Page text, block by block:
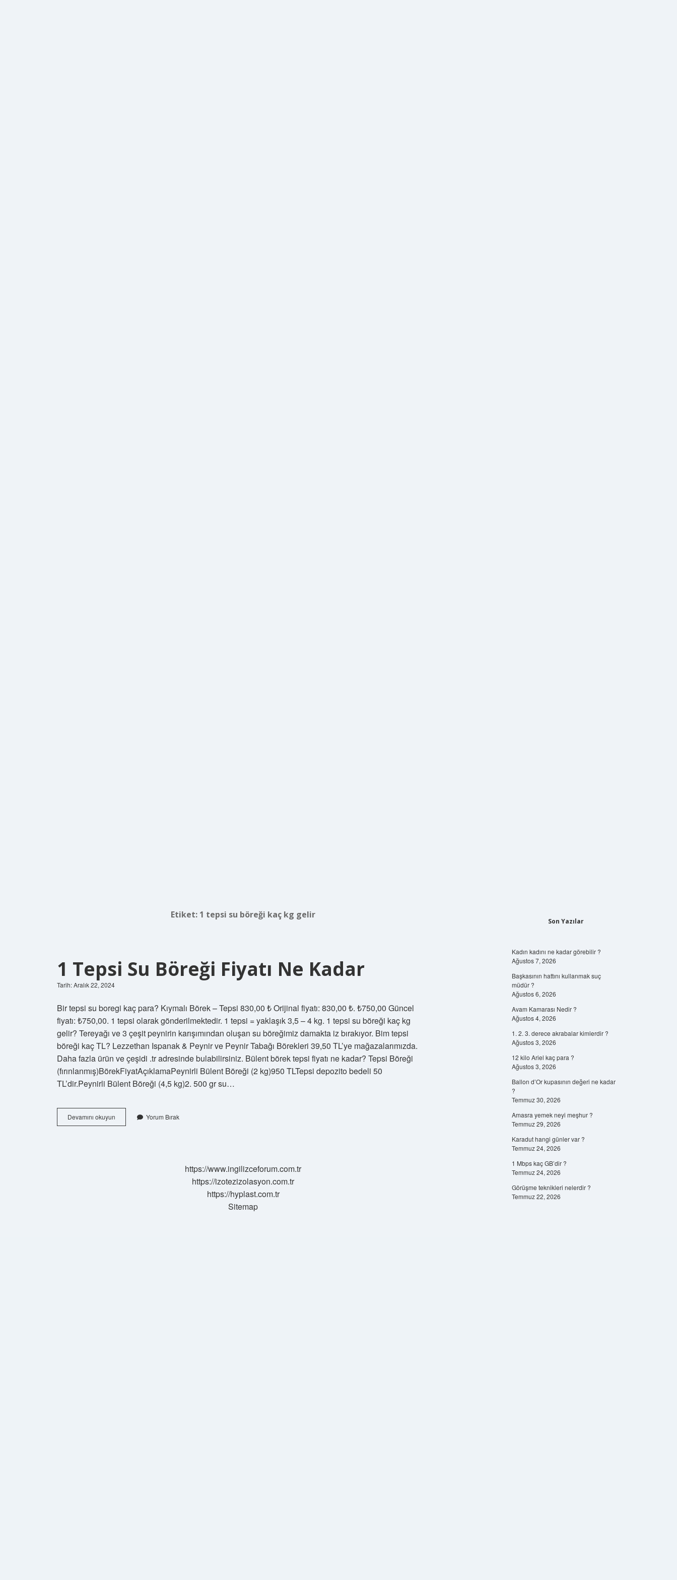
Etiket: 1 tepsi su böreği kaç kg gelir
1 Tepsi Su Böreği Fiyatı Ne Kadar
Tarih: Aralık 22, 2024
Bir tepsi su boregi kaç para? Kıymalı Börek – Tepsi 830,00 ₺ Orijinal fiyatı: 830,00 ₺. ₺750,00 Güncel
fiyatı: ₺750,00. 1 tepsi olarak gönderilmektedir. 1 tepsi = yaklaşık 3,5 – 4 kg. 1 tepsi su böreği kaç kg
gelir? Tereyağı ve 3 çeşit peynirin karışımından oluşan su böreğimiz damakta iz bırakıyor. Bim tepsi
böreği kaç TL? Lezzethan Ispanak & Peynir ve Peynir Tabağı Börekleri 39,50 TL’ye mağazalarımızda.
Daha fazla ürün ve çeşidi .tr adresinde bulabilirsiniz. Bülent börek tepsi fiyatı ne kadar? Tepsi Böreği
(fırınlanmış)BörekFiyatAçıklamaPeynirli Bülent Böreği (2 kg)950 TLTepsi depozito bedeli 50
TL’dir.Peynirli Bülent Böreği (4,5 kg)2. 500 gr su…
Devamını okuyun
Tepsi
Yorum Bırak
https://www.ingilizceforum.com.tr
https://izotezizolasyon.com.tr
https://hyplast.com.tr
Sitemap
Son Yazılar
Kadın kadını ne kadar görebilir ?
Ağustos 7, 2026
Başkasının hattını kullanmak suç
müdür ?
Ağustos 6, 2026
Avam Kamarası Nedir ?
Ağustos 4, 2026
1. 2. 3. derece akrabalar kimlerdir ?
Ağustos 3, 2026
12 kilo Ariel kaç para ?
Ağustos 3, 2026
Ballon d’Or kupasının değeri ne kadar
?
Temmuz 30, 2026
Amasra yemek neyi meşhur ?
Temmuz 29, 2026
Karadut hangi günler var ?
Temmuz 24, 2026
1 Mbps kaç GB’dir ?
Temmuz 24, 2026
Görüşme teknikleri nelerdir ?
Temmuz 22, 2026